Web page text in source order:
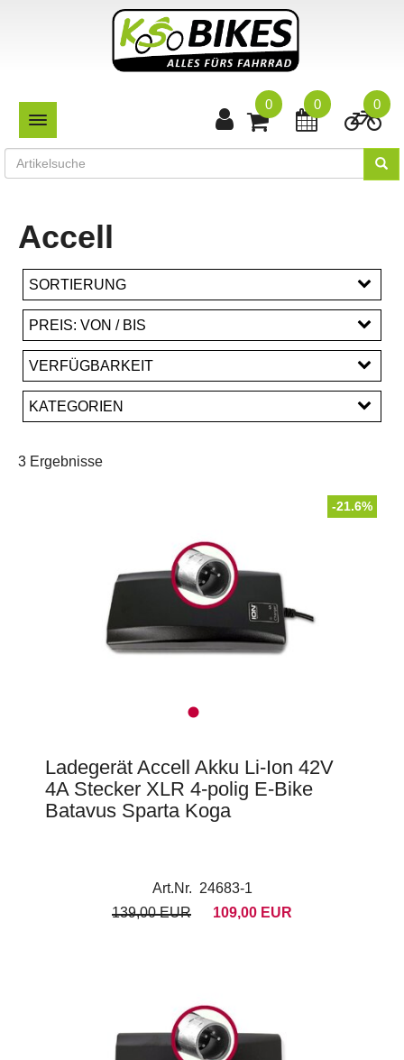
TOGGLE NAVIGATION
0
0
0
Accell
SORTIERUNG
PREIS: VON / BIS
EUR
VERFÜGBARKEIT
KATEGORIEN
3 Ergebnisse
-21.6%
Ladegerät Accell Akku Li-Ion 42V
4A Stecker XLR 4-polig E-Bike
Batavus Sparta Koga
Art.Nr. 24683-1
139,00 EUR
109,00 EUR